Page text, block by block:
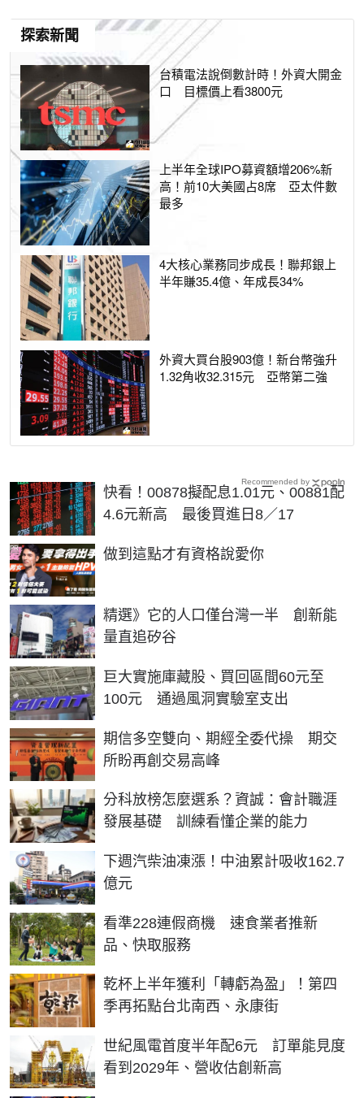
探索新聞
台積電法說倒數計時！外資大開金
口 目標價上看3800元
上半年全球IPO募資額增206%新
高！前10大美國占8席 亞太件數
最多
4大核心業務同步成長！聯邦銀上
半年賺35.4億、年成長34%
外資大買台股903億！新台幣強升
1.32角收32.315元 亞幣第二強
快看！00878擬配息1.01元、00881配
4.6元新高 最後買進日8／17
做到這點才有資格說愛你
PR
精選》它的人口僅台灣一半 創新能
量直追矽谷
巨大實施庫藏股、買回區間60元至
100元 通過風洞實驗室支出
期信多空雙向、期經全委代操 期交
所盼再創交易高峰
分科放榜怎麼選系？資誠：會計職涯
發展基礎 訓練看懂企業的能力
下週汽柴油凍漲！中油累計吸收162.7
億元
看準228連假商機 速食業者推新
品、快取服務
乾杯上半年獲利「轉虧為盈」！第四
季再拓點台北南西、永康街
世紀風電首度半年配6元 訂單能見度
看到2029年、營收估創新高
Recommended by